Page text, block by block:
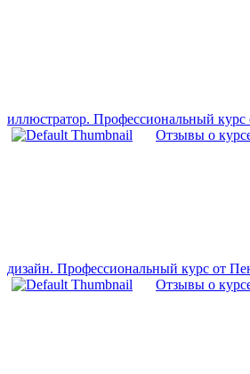
иллюстратор. Профессиональный курс
Отзывы о
дизайн. Профессиональный курс от
Отзывы о